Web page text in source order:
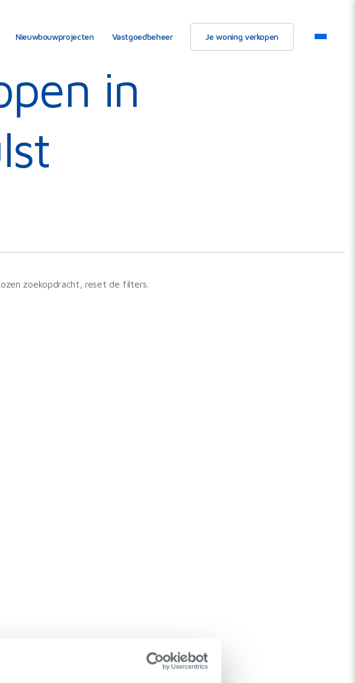
Nieuwbouwprojecten Vastgoedbeheer Je woning verkopen
in
zoekopdracht, reset de filters.